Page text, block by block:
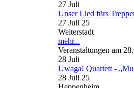
27 Juli
Unser Lied fürs
27 Juli 25
Weiterstadt
mehr...
Veranstaltungen am
28 Juli
Uwaga! Quartett -
28 Juli 25